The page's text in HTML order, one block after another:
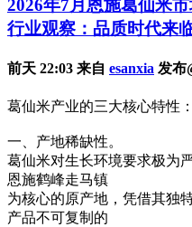
2026年7月恩施葛仙米
行业观察：品质时代来
前天 22:03 来自 esanxia 发布
葛仙米产业的三大核心特性
一、产地稀缺性。
葛仙米对生长环境要求极为
恩施鹤峰走马镇
为核心的原产地，凭借其独
产品不可复制的